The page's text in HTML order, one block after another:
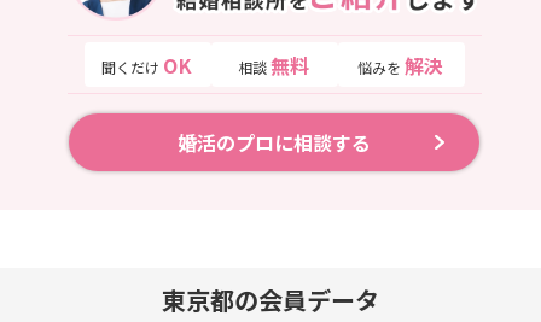
聞くだけ OK 相談 無料 悩みを 解決
婚活のプロに相談する
東京都の会員データ